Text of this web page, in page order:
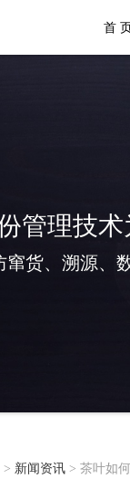
首
管理技
窜货、溯源、
> 新闻资讯 > 茶叶如